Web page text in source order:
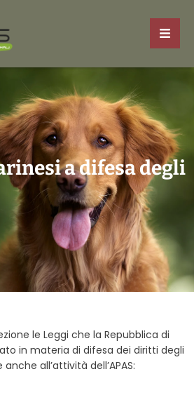
a difesa degli
le Leggi che la Repubblica di
in materia di difesa dei diritti degli
all’attività dell’APAS: